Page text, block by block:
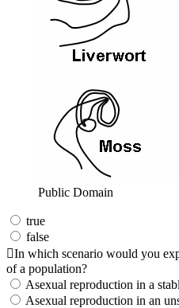
Public Domain
true
false
In which scenario would you
of a population?
Asexual reproduction in a
Asexual reproduction in an